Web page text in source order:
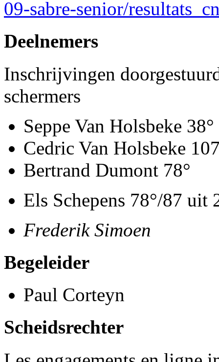
09-sabre-senior/
Deelnemers
Inschrijvingen
schermers
Seppe Van Holsbeke
Cedric Van Holsbeke
Bertrand Dumont 78°
Els Schepens 78°/87 uit
Frederik Simoen
Begeleider
Paul Corteyn
Scheidsrechter